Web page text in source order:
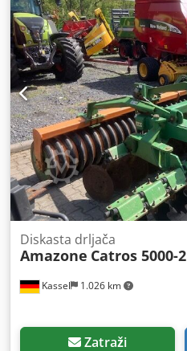
Kassel 1.026 km
Diskasta drljača
Amazone Catros 5000-2
Zatraži